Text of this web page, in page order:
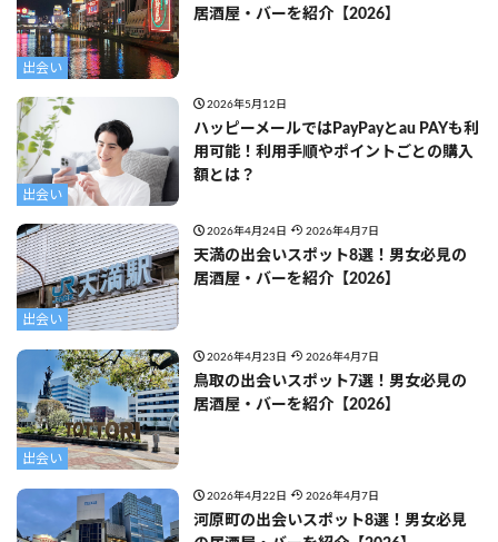
出会い
居酒屋・バーを紹介【2026】
出会い
2026年5月12日
ハッピーメールではPayPayとau PAYも利
用可能！利用手順やポイントごとの購入
額とは？
出会い
2026年4月24日 2026年4月7日
天満の出会いスポット8選！男女必見の
居酒屋・バーを紹介【2026】
出会い
2026年4月23日 2026年4月7日
鳥取の出会いスポット7選！男女必見の
居酒屋・バーを紹介【2026】
2026年4月22日 2026年4月7日
河原町の出会いスポット8選！男女必見